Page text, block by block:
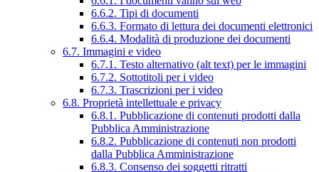
6.6.2. Tipi di documenti
6.6.3. Formato di lettura dei documenti elettronici
6.6.4. Modalità di produzione dei documenti
6.7. Immagini e video
6.7.1. Testo alternativo (alt text) per le immagini
6.7.2. Sottotitoli per i video
6.7.3. Trascrizioni per i video
6.8. Proprietà intellettuale e privacy
6.8.1. Pubblicazione di contenuti prodotti dalla
Pubblica Amministrazione
6.8.2. Pubblicazione di contenuti non prodotti
dalla Pubblica Amministrazione
6.8.3. Consenso dei soggetti ritratti